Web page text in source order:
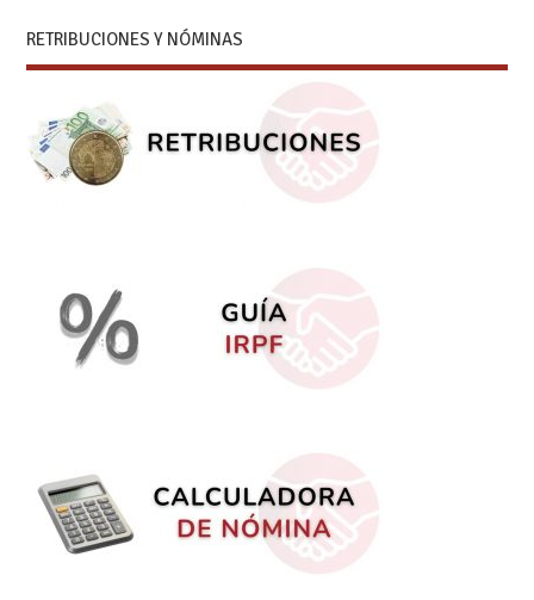
RETRIBUCIONES Y NÓMINAS